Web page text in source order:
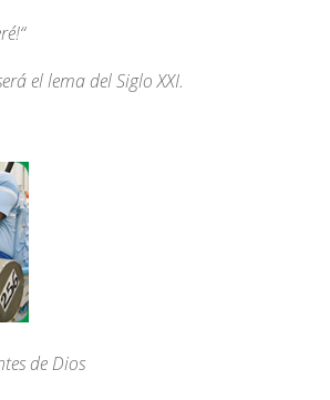
“
el lema del Siglo XXI.
de Dios